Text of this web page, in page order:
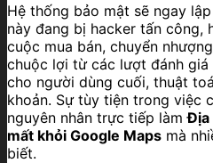
Hệ thống bảo mật sẽ ngay
này đang bị hacker tấn công,
cuộc mua bán, chuyển
chuộc lợi từ các lượt đánh giá
cho người dùng cuối, thuật
khoản. Sự tùy tiện trong việc
nguyên nhân trực tiếp làmĐịa
mất khỏi Google Maps mà
biết.